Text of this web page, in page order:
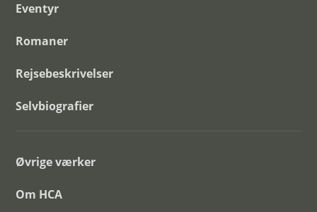
Eventyr
Romaner
Rejsebeskrivelser
Selvbiografier
Øvrige værker
Om HCA